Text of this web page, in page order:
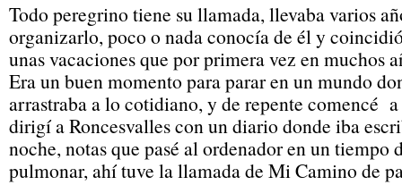
Todo peregrino tiene su llamada, llevaba varios
organizarlo, poco o nada conocía de él y
unas vacaciones que por primera vez en muchos
Era un buen momento para parar en un mundo
arrastraba a lo cotidiano, y de repente comencé
dirigí a Roncesvalles con un diario donde iba
noche, notas que pasé al ordenador en un tiempo
pulmonar, ahí tuve la llamada de Mi Camino de